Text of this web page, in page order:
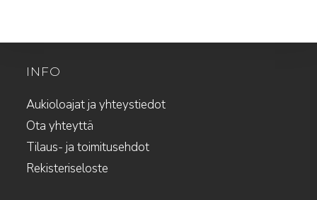
INFO
Aukioloajat ja yhteystiedot
Ota yhteyttä
Tilaus- ja toimitusehdot
Rekisteriseloste